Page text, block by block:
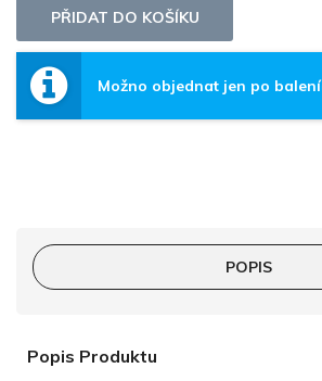
Možno objednat jen po
POPIS
Popis Produktu